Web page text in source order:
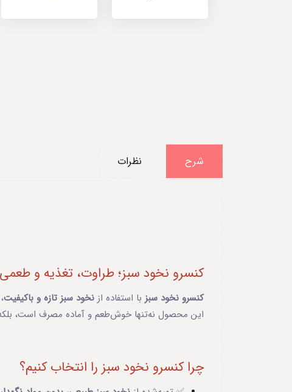
شرح نظرات
کنسرو نخود سبز؛ طراوت، تغذیه و
کنسرو نخود سبزبا استفاده ازنخود سبز تازه و باکیفیت،
این محصول نه‌تنها خوش‌طعم و آماده مصرف است، بلکه
چرا کنسرو نخود سبز را انتخاب کنیم؟